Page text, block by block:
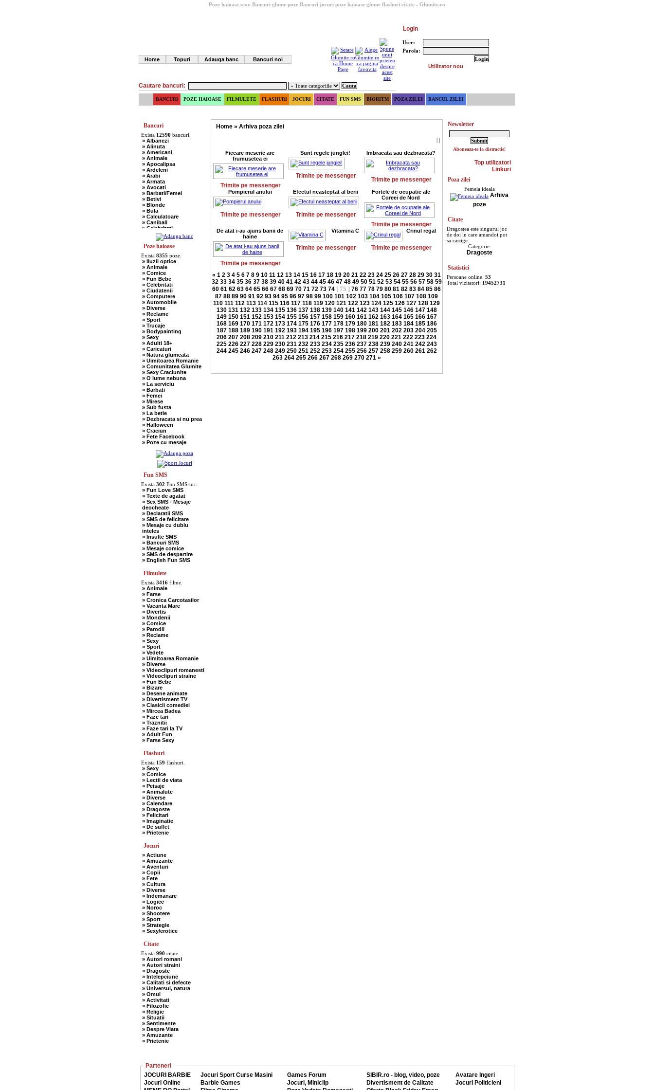
Poze haioase sexy Bancuri glume poze Bancuri jocuri poze haioase glume flashuri citate - Glumite.ro
Home Topuri Adauga banc Bancuri noi
Cautare bancuri:
Login
User:
Parola:
Utilizator nou
BANCURI POZE HAIOASE FILMULETE FLASHURI JOCURI CITATE FUN SMS BIORITM POZA ZILEI BANCUL ZILEI
Bancuri
Exista 12590 bancuri.
» Albanezi
» Alinuta
» Americani
» Animale
» Apocalipsa
» Ardeleni
» Arabi
» Armata
» Avocati
» Barbati/Femei
» Betivi
» Blonde
» Bula
» Calculatoare
» Canibali
» Celebritati
» Chelneri
» Chuck Norris
» Ciobani
» Copii
» Craciun
» Cugetari
» Culmi
» Deocheate
» Diverse
» Doctori
» Elevi-Studenti
» Englezi
» Evrei
» Francezi
» Ingineri
» Ion si Maria
» Istorice
» Misogine
» Moldoveni
» Mosnegi
» Nebuni
» Negri
» Olteni
» Pescari
» Perle
» Politice
» Politisti
» Popi
» Radio Erevan
» Religioase
» Romani
» Sadice
» Secretare
» Sefi
» Scotieni
» Seci
» Soacre
» Sport
» Soferi
» Tarani
» Tigani
» Umor Negru
» Vanatori
Poze haioase
Exista 8355 poze.
» Iluzii optice
» Animale
» Comice
» Fun Bebe
» Celebritati
» Ciudatenii
» Computere
» Automobile
» Diverse
» Reclame
» Sport
» Trucaje
» Bodypainting
» Sexy
» Adulti 18+
» Caricaturi
» Natura glumeata
» Uimitoarea Romanie
» Comunitatea Glumite
» Sexy Craciunite
» O lume nebuna
» La serviciu
» Barbati
» Femei
» Mirese
» Sub fusta
» La betie
» Dezbracata si nu prea
» Halloween
» Craciun
» Fete Facebook
» Poze cu mesaje
Fun SMS
Exista 302 Fun SMS-uri.
» Fun Love SMS
» Texte de agatat
» Sex SMS - Mesaje
deocheate
» Declaratii SMS
» SMS de felicitare
» Mesaje cu dublu
inteles
» Insulte SMS
» Bancuri SMS
» Mesaje comice
» SMS de despartire
» English Fun SMS
Filmulete
Exista 3416filme.
» Animale
» Farse
» Cronica Carcotasilor
» Vacanta Mare
» Divertis
» Mondenii
» Comice
» Parodii
» Reclame
» Sexy
» Sport
» Vedete
» Uimitoarea Romanie
» Diverse
» Videoclipuri romanesti
» Videoclipuri straine
» Fun Bebe
» Bizare
» Desene animate
» Divertisment TV
» Clasicii comediei
» Mircea Badea
» Faze tari
» Traznitii
» Faze tari la TV
» Adult Fun
» Farse Sexy
Flashuri
Exista 159 flashuri.
» Sexy
» Comice
» Lectii de viata
» Peisaje
» Animalute
» Diverse
» Calendare
» Dragoste
» Felicitari
» Imaginatie
» De suflet
» Prietenie
Jocuri
» Actiune
» Amuzante
» Aventuri
» Copii
» Fete
» Cultura
» Diverse
» Indemanare
» Logice
» Noroc
» Shootere
» Sport
» Strategie
» Sexy/erotice
Citate
Exista 990 citate.
» Autori romani
» Autori straini
» Dragoste
» Intelepciune
» Calitati si defecte
» Universul, natura
» Omul
» Activitati
» Filozofie
» Religie
» Situatii
» Sentimente
» Despre Viata
» Amuzante
» Prietenie
Newsletter
Aboneaza-te la distractie!
Top utilizatori
Linkuri
Poza zilei
Femeia ideala
Arhiva
poze
Citate
Dragostea este singurul joc
de doi in care amandoi pot
sa castige.
Categorie:
Dragoste
Statistici
Persoane online: 53
Total vizitatori: 19452731
Home» Arhiva poza zilei
| |
Fiecare meserie are
frumusetea ei
Trimite pe messenger
Sunt regele junglei!
Trimite pe messenger
Imbracata sau dezbracata?
Trimite pe messenger
Pompierul anului
Trimite pe messenger
Efectul neasteptat al berii
Trimite pe messenger
Fortele de ocupatie ale
Coreei de Nord
Trimite pe messenger
De atat i-au ajuns banii de
haine
Trimite pe messenger
Vitamina C
Trimite pe messenger
Crinul regal
Trimite pe messenger
« 1 2 3 4 5 6 7 8 9 10 11 12 13 14 15 16 17 18 19 20 21 22 23 24 25 26 27 28 29 30 31
32 33 34 35 36 37 38 39 40 41 42 43 44 45 46 47 48 49 50 51 52 53 54 55 56 57 58 59
60 61 62 63 64 65 66 67 68 69 70 71 72 73 74 [ 75 ] 76 77 78 79 80 81 82 83 84 85 86
87 88 89 90 91 92 93 94 95 96 97 98 99 100 101 102 103 104 105 106 107 108 109
110 111 112 113 114 115 116 117 118 119 120 121 122 123 124 125 126 127 128 129
130 131 132 133 134 135 136 137 138 139 140 141 142 143 144 145 146 147 148
149 150 151 152 153 154 155 156 157 158 159 160 161 162 163 164 165 166 167
168 169 170 171 172 173 174 175 176 177 178 179 180 181 182 183 184 185 186
187 188 189 190 191 192 193 194 195 196 197 198 199 200 201 202 203 204 205
206 207 208 209 210 211 212 213 214 215 216 217 218 219 220 221 222 223 224
225 226 227 228 229 230 231 232 233 234 235 236 237 238 239 240 241 242 243
244 245 246 247 248 249 250 251 252 253 254 255 256 257 258 259 260 261 262
263 264 265 266 267 268 269 270 271 »
Parteneri
JOCURI BARBIE
Jocuri Sport Curse Masini Games Forum SIBIR.ro - blog, video, poze
Avatare Ingeri
Jocuri Online
Barbie Games Jocuri, Miniclip Divertisment de Calitate
Jocuri Politicieni